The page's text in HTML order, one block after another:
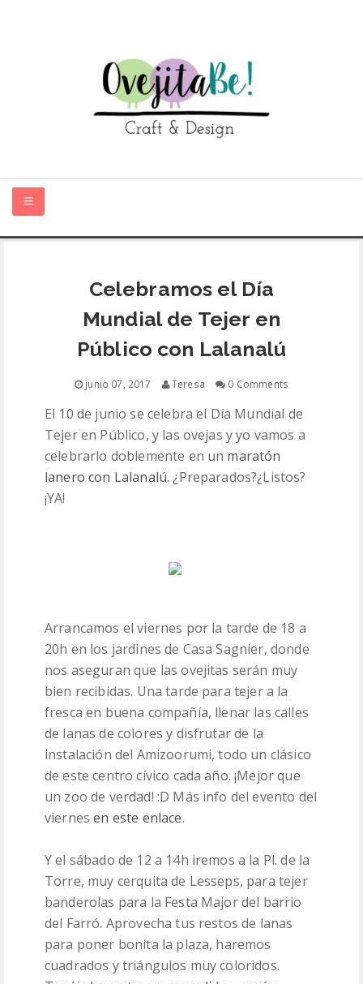
SOBRE MÍ
TIENDA ONLINE
PATRONES
Celebramos el Día
Mundial de Tejer en
Público con Lalanalú
junio 07, 2017 Teresa 0 Comments
El 10 de junio se celebra el Día Mundial de
Tejer en Público, y las ovejas y yo vamos a
celebrarlo doblemente en un maratón
lanero con Lalanalú. ¿Preparados?¿Listos?
¡YA!
Arrancamos el viernes por la tarde de 18 a
20h en los jardines de Casa Sagnier, donde
nos aseguran que las ovejitas serán muy
bien recibidas. Una tarde para tejer a la
fresca en buena compañía, llenar las calles
de lanas de colores y disfrutar de la
instalación del Amizoorumi, todo un clásico
de este centro cívico cada año. ¡Mejor que
un zoo de verdad! :D Más info del evento del
viernesen este enlace.
Y el sábado de 12 a 14h iremos a la Pl. de la
Torre, muy cerquita de Lesseps, para tejer
banderolas para la Festa Major del barrio
del Farró. Aprovecha tus restos de lanas
para poner bonita la plaza, haremos
cuadrados y triángulos muy coloridos.